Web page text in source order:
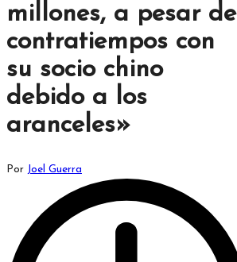
millones, a pesar de
contratiempos con
su socio chino
debido a los
aranceles»
Publicado
Por Joel Guerra